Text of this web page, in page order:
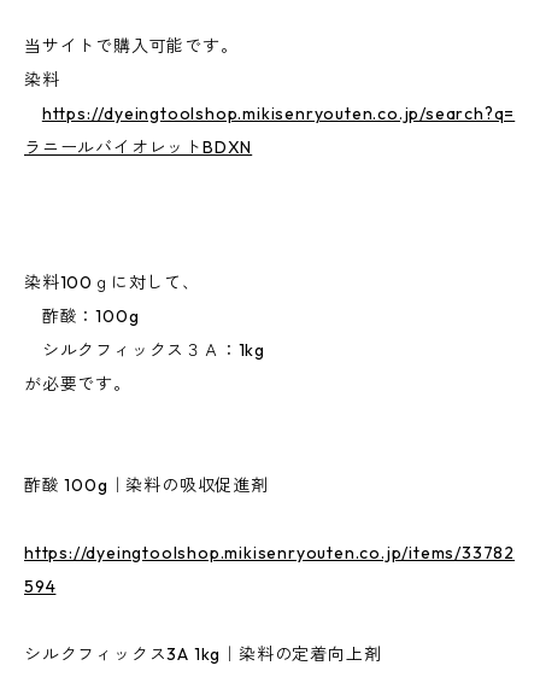
当サイトで購入可能です。
染料
https://dyeingtoolshop.mikisenryouten.co.jp/search?q=
ラニールバイオレットBDXN
染料100ｇに対して、
酢酸：100g
シルクフィックス３Ａ：1kg
が必要です。
酢酸 100g｜染料の吸収促進剤
https://dyeingtoolshop.mikisenryouten.co.jp/items/33782
594
シルクフィックス3A 1kg｜染料の定着向上剤